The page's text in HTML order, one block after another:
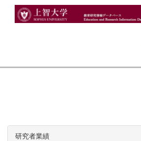
研究者業績